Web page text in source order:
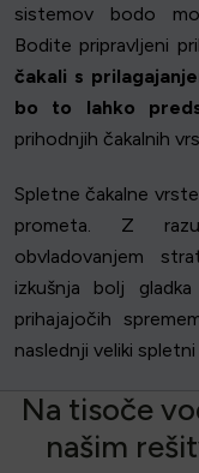
sistemov bodo
Bodite pripravljeni
čakali s
bo to lahko
prihodnjih čakalnih
Spletne čakalne
prometa. Z
obvladovanjem
izkušnja bolj
prihajajočih
naslednji veliki
Na tisoče vo
našim rešit